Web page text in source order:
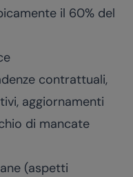
il 60% del
contrattuali,
aggiornamenti
di mancate
(aspetti